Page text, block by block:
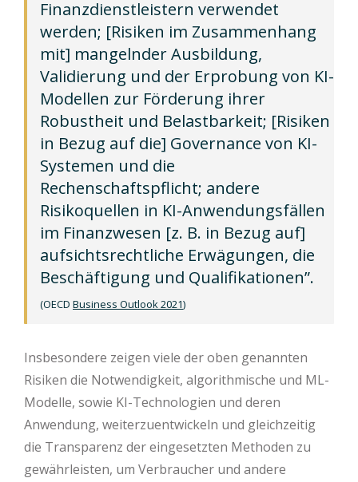
Finanzdienstleistern verwendet
werden; [Risiken im Zusammenhang
mit] mangelnder Ausbildung,
Validierung und der Erprobung von KI-
Modellen zur Förderung ihrer
Robustheit und Belastbarkeit; [Risiken
in Bezug auf die] Governance von KI-
Systemen und die
Rechenschaftspflicht; andere
Risikoquellen in KI-Anwendungsfällen
im Finanzwesen [z. B. in Bezug auf]
aufsichtsrechtliche Erwägungen, die
Beschäftigung und Qualifikationen”.
(OECD Business Outlook 2021)
Insbesondere zeigen viele der oben genannten
Risiken die Notwendigkeit, algorithmische und ML-
Modelle, sowie KI-Technologien und deren
Anwendung, weiterzuentwickeln und gleichzeitig
die Transparenz der eingesetzten Methoden zu
gewährleisten, um Verbraucher und andere